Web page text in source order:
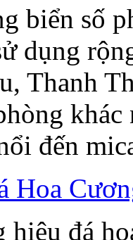
biển số
dụng
Thanh
đến
Hoa
hiệu đá